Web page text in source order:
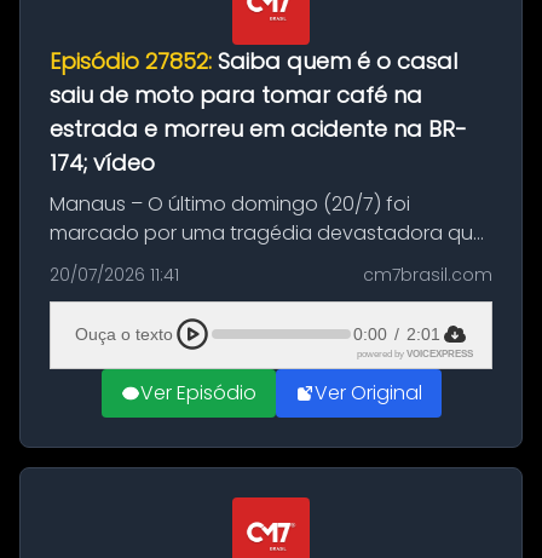
Episódio 27852: Saiba quem é o casal
saiu de moto para tomar café na
estrada e morreu em acidente na BR-
174; vídeo
Manaus – O último domingo (20/7) foi
marcado por uma tragédia devastadora que
resultou na morte precoce de dois jovens na
BR-174, na zona rural de Manaus. Um passeio
com destino a um típico café regio...
20/07/2026 11:41 cm7brasil.com
Ouça o texto 0:00 / 2:01
powered by VOICEXPRESS
Ver Episódio Ver Original